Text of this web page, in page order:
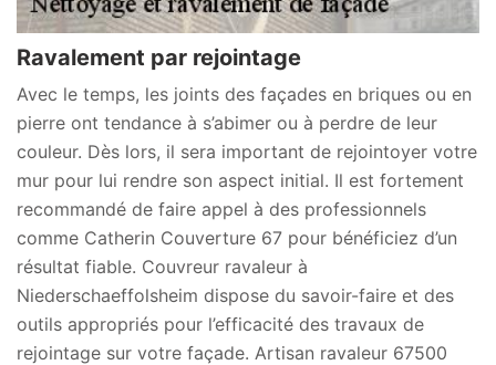
Ravalement par rejointage
Avec le temps, les joints des façades en briques ou en
pierre ont tendance à s’abimer ou à perdre de leur
couleur. Dès lors, il sera important de rejointoyer votre
mur pour lui rendre son aspect initial. Il est fortement
recommandé de faire appel à des professionnels
comme Catherin Couverture 67 pour bénéficiez d’un
résultat fiable. Couvreur ravaleur à
Niederschaeffolsheim dispose du savoir-faire et des
outils appropriés pour l’efficacité des travaux de
rejointage sur votre façade. Artisan ravaleur 67500